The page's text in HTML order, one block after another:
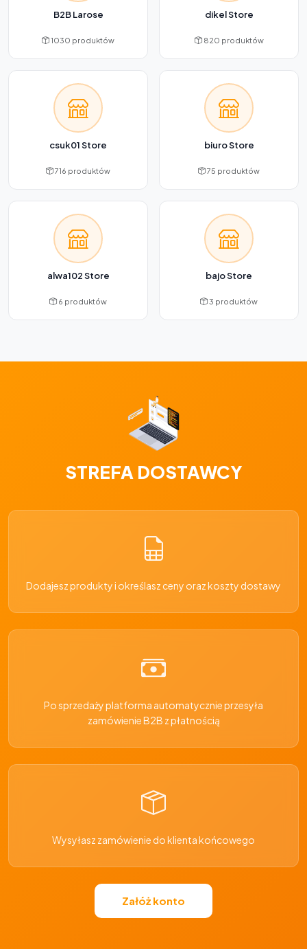
B2B Larose
1030 produktów
dikel Store
820 produktów
csuk01 Store
716 produktów
biuro Store
75 produktów
alwa102 Store
6 produktów
bajo Store
3 produktów
STREFA DOSTAWCY
Dodajesz produkty i określasz ceny oraz koszty dostawy
Po sprzedaży platforma automatycznie przesyła
zamówienie B2B z płatnością
Wysyłasz zamówienie do klienta końcowego
Załóż konto